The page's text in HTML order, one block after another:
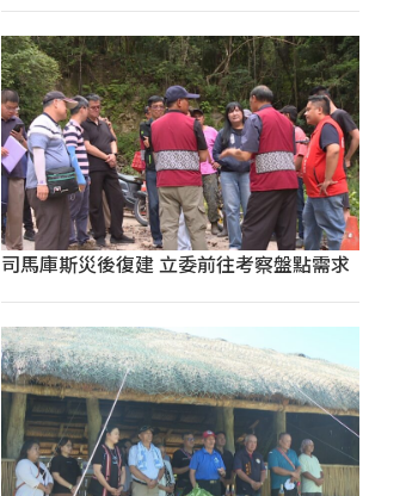
司馬庫斯災後復建 立委前往考察盤點需求